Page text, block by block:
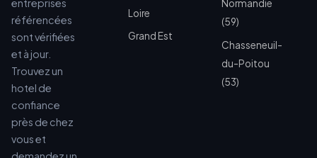
entreprises
référencées
sont vérifiées
et à jour.
Trouvez un
hotel de
confiance
près de chez
vous et
Loire
Grand Est
Normandie
(59)
Chasseneuil-
du-Poitou
(53)